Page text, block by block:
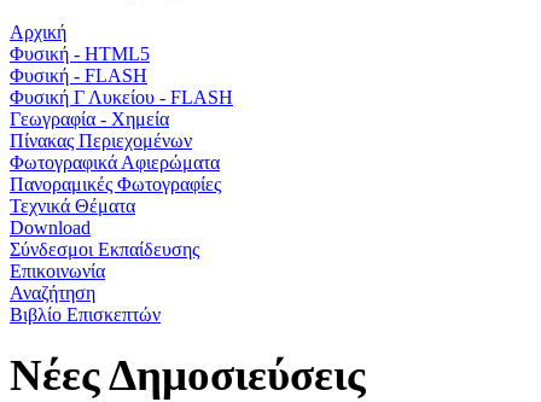
Αρχική
Φυσική - HTML5
Φυσική - FLASH
Φυσική Γ Λυκείου - FLASH
Γεωγραφία - Χημεία
Πίνακας Περιεχομένων
Φωτογραφικά Αφιερώματα
Πανοραμικές Φωτογραφίες
Τεχνικά Θέματα
Download
Σύνδεσμοι Εκπαίδευσης
Επικοινωνία
Αναζήτηση
Βιβλίο Επισκεπτών
Νέες Δημοσιεύσεις